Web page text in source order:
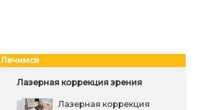
Боль можно победить
Увеличение
Лечимся
Лазерная коррекция зрения
Лазерная коррекция